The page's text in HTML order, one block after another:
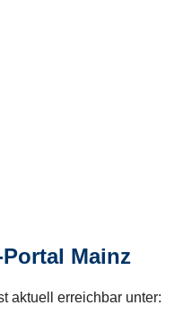
Mainz
aktuell erreichbar unter: